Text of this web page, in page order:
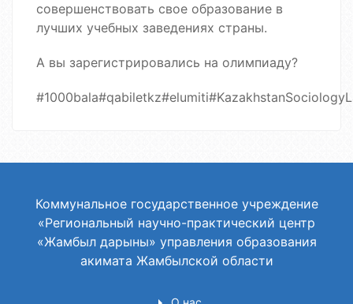
совершенствовать свое образование в
лучших учебных заведениях страны.
А вы зарегистрировались на олимпиаду?
Коммунальное государственное учреждение
«Региональный научно-практический центр
«Жамбыл дарыны» управления образования
акимата Жамбылской области